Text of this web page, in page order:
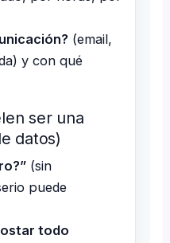
(email,
y con qué
ser una
datos)
(sin
puede
todo